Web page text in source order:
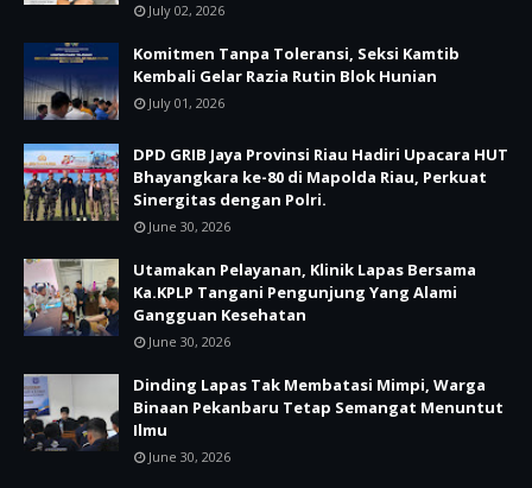
July 02, 2026
Komitmen Tanpa Toleransi, Seksi Kamtib
Kembali Gelar Razia Rutin Blok Hunian
July 01, 2026
DPD GRIB Jaya Provinsi Riau Hadiri Upacara HUT
Bhayangkara ke-80 di Mapolda Riau, Perkuat
Sinergitas dengan Polri.
June 30, 2026
Utamakan Pelayanan, Klinik Lapas Bersama
Ka.KPLP Tangani Pengunjung Yang Alami
Gangguan Kesehatan
June 30, 2026
Dinding Lapas Tak Membatasi Mimpi, Warga
Binaan Pekanbaru Tetap Semangat Menuntut
Ilmu
June 30, 2026